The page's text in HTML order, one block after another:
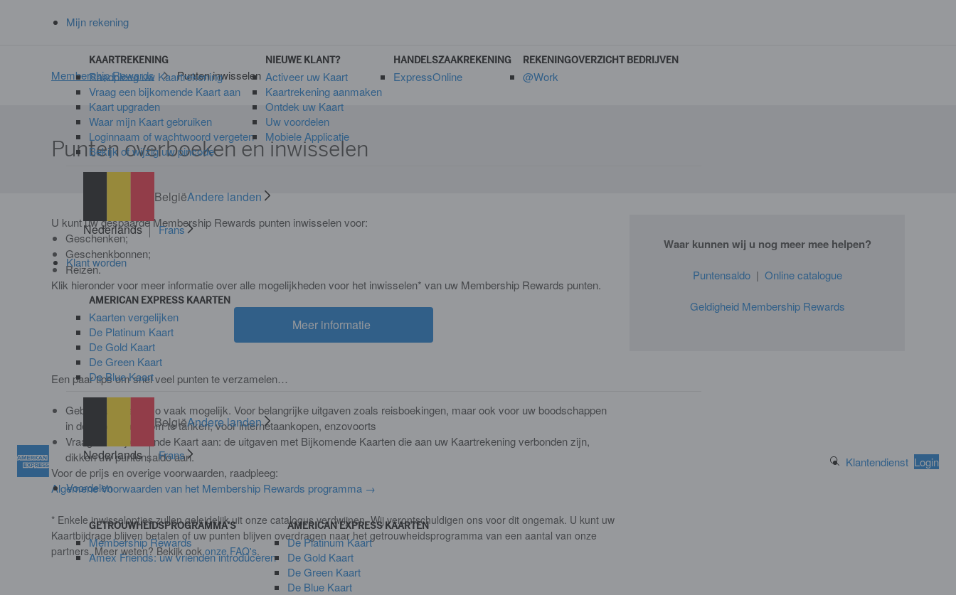
Mijn rekening
KAARTREKENING
Raadpleeg uw Kaartrekening
Vraag een bijkomende Kaart aan
Kaart upgraden
Waar mijn Kaart gebruiken
Loginnaam of wachtwoord vergeten
Bekijk of wijzig uw pincode
NIEUWE KLANT?
Activeer uw Kaart
Kaartrekening aanmaken
Ontdek uw Kaart
Uw voordelen
Mobiele Applicatie
HANDELSZAAKREKENING
ExpressOnline
REKENINGOVERZICHT BEDRIJVEN
@Work
BelgiëAndere landen
Nederlands Frans
Klant worden
AMERICAN EXPRESS KAARTEN
Kaarten vergelijken
De Platinum Kaart
De Gold Kaart
De Green Kaart
De Blue Kaart
BelgiëAndere landen
Nederlands Frans
Voordelen
GETROUWHEIDSPROGRAMMA'S
Membership Rewards
Amex Friends: uw vrienden introduceren
AMERICAN EXPRESS KAARTEN
De Platinum Kaart
De Gold Kaart
De Green Kaart
De Blue Kaart
Search Button
Klantendienst Login
Membership Rewards Punten inwisselen
Punten overboeken en inwisselen
U kunt uw gespaarde Membership Rewards punten inwisselen voor:
Geschenken;
Geschenkbonnen;
Reizen.
Klik hieronder voor meer informatie over alle mogelijkheden voor het inwisselen* van uw Membership Rewards punten.
Meer informatie
Een paar tips om snel veel punten te verzamelen…
Gebruik uw Kaart zo vaak mogelijk. Voor belangrijke uitgaven zoals reisboekingen, maar ook voor uw boodschappen
in de supermarkt, om te tanken, voor internetaankopen, enzovoorts
Vraag een Bijkomende Kaart aan: de uitgaven met Bijkomende Kaarten die aan uw Kaartrekening verbonden zijn,
dikken uw puntensaldo aan.
Voor de prijs en overige voorwaarden, raadpleeg:
Algemene Voorwaarden van het Membership Rewards programma →
* Enkele inwisselopties zullen geleidelijk uit onze catalogus verdwijnen. Wij verontschuldigen ons voor dit ongemak. U kunt uw
Kaartbijdrage blijven betalen of uw punten blijven overdragen naar het getrouwheidsprogramma van een aantal van onze
partners. Meer weten? Bekijk ookonze FAQ's.
Waar kunnen wij u nog meer mee helpen?
Puntensaldo| Online catalogue
Geldigheid Membership Rewards